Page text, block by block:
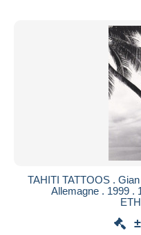
TAHITI TATTOOS .
Allemagne . 1999 .